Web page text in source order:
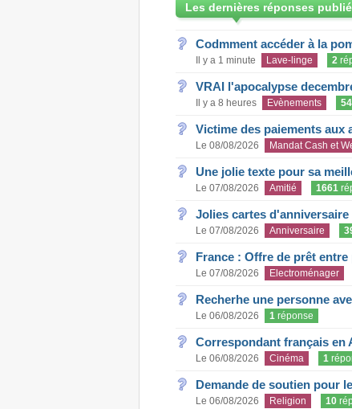
Les dernières réponses
Codmment accéder à la
Il y a 1 minute Lave-linge 2
VRAI l'apocalypse
Il y a 8 heures Evènements 54
Victime des paiements aux
Le 08/08/2026 Mandat Cash et
Une jolie texte pour sa
Le 07/08/2026 Amitié 1661
Jolies cartes
Le 07/08/2026 Anniversaire
France : Offre de prêt
Le 07/08/2026 Electroménager
Recherhe une personne
Le 06/08/2026 1réponse
Correspondant français en
Le 06/08/2026 Cinéma 1
Demande de soutien pour
Le 06/08/2026 Religion 10